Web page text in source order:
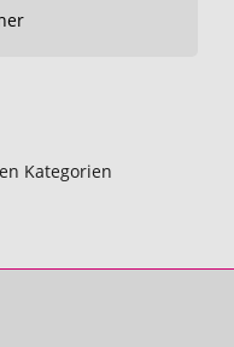
Kategorien